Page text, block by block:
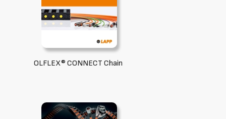
OLFLEX® CONNECT Chain